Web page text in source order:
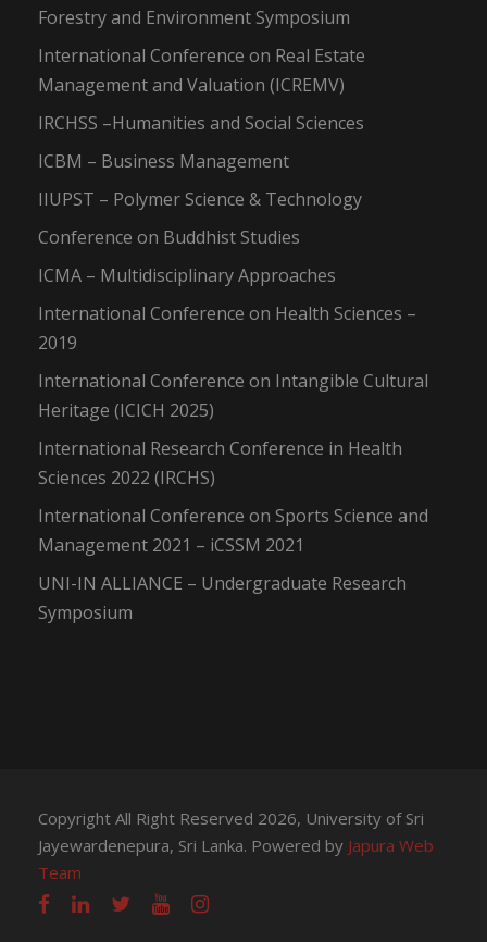
Forestry and Environment Symposium
International Conference on Real Estate
Management and Valuation (ICREMV)
IRCHSS –Humanities and Social Sciences
ICBM – Business Management
IIUPST – Polymer Science & Technology
Conference on Buddhist Studies
ICMA – Multidisciplinary Approaches
International Conference on Health Sciences –
2019
International Conference on Intangible Cultural
Heritage (ICICH 2025)
International Research Conference in Health
Sciences 2022 (IRCHS)
International Conference on Sports Science and
Management 2021 – iCSSM 2021
UNI-IN ALLIANCE – Undergraduate Research
Symposium
Copyright All Right Reserved 2026, University of Sri
Jayewardenepura, Sri Lanka. Powered by Japura Web
Team